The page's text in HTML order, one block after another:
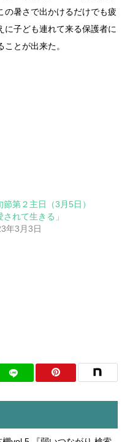
の暑さで出かけるだけでも疲
に子ども連れて来る保護者に
とが出来た。
節第２主日（3月5日）
されて生きる」
年3月3日